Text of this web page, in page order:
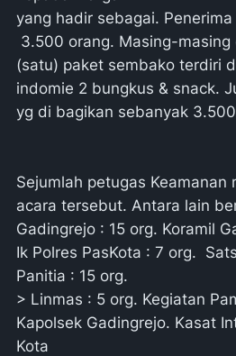
yang hadir sebagai.
3.500 orang. Masing-masing
(satu) paket sembako terdiri
indomie 2 bungkus & snack.
yg di bagikan sebanyak
Sejumlah petugas Keamanan
acara tersebut. Antara lain
Gadingrejo : 15 org. Koramil
Ik Polres PasKota : 7 org.
Panitia : 15 org.
> Linmas : 5 org. Kegiatan
Kapolsek Gadingrejo. Kasat
Kota